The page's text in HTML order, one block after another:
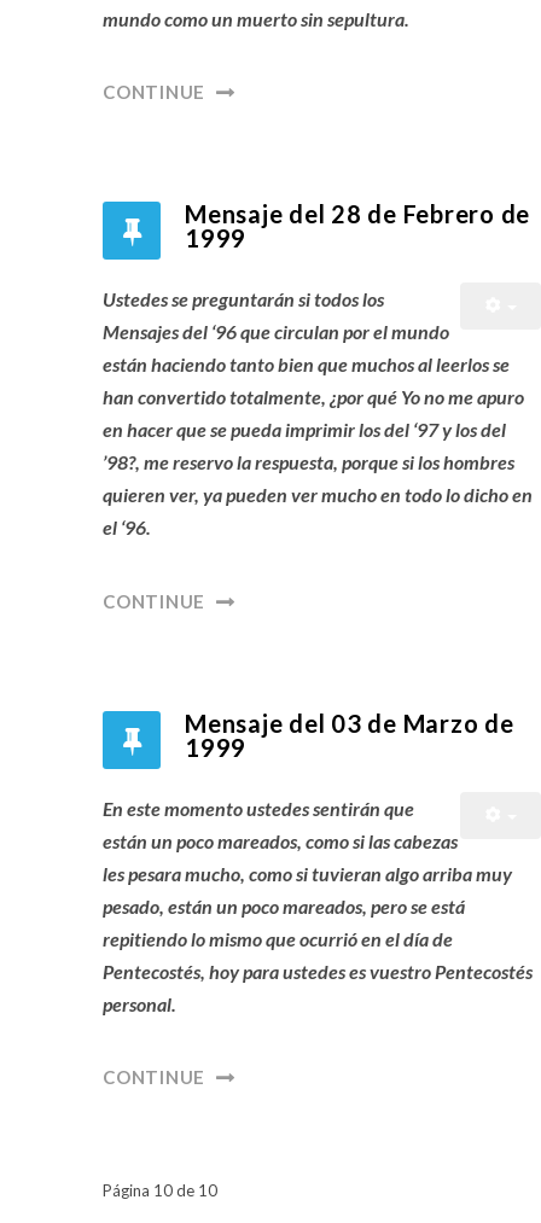
mundo como un muerto sin sepultura.
CONTINUE
Mensaje del 28 de Febrero de
1999
Ustedes se preguntarán si todos los
Mensajes del ‘96 que circulan por el mundo
están haciendo tanto bien que muchos al leerlos se
han convertido totalmente, ¿por qué Yo no me apuro
en hacer que se pueda imprimir los del ‘97 y los del
’98?, me reservo la respuesta, porque si los hombres
quieren ver, ya pueden ver mucho en todo lo dicho en
el ‘96.
CONTINUE
Mensaje del 03 de Marzo de
1999
En este momento ustedes sentirán que
están un poco mareados, como si las cabezas
les pesara mucho, como si tuvieran algo arriba muy
pesado, están un poco mareados, pero se está
repitiendo lo mismo que ocurrió en el día de
Pentecostés, hoy para ustedes es vuestro Pentecostés
personal.
CONTINUE
Página 10 de 10